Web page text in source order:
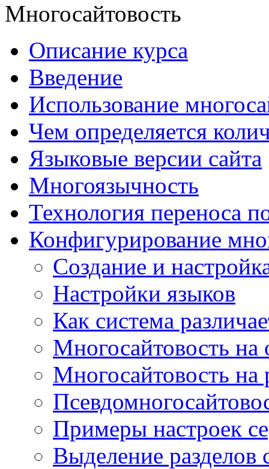
Многосайтовость
Описание курса
Введение
Использование
Чем определяется
Языковые версии сайта
Многоязычность
Технология переноса
Конфигурирование
Создание и
Настройки языков
Как система
Многосайтовость
Многосайтовость на
Примеры настроек
Выделение разделов